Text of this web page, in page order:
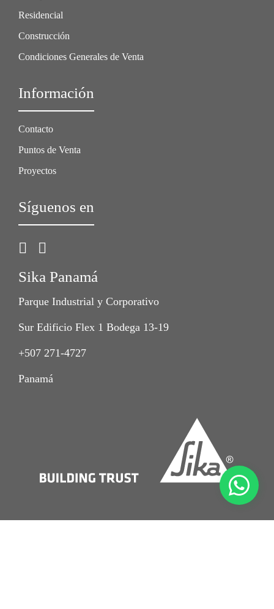
Residencial
Construcción
Condiciones Generales de Venta
Información
Contacto
Puntos de Venta
Proyectos
Síguenos en
Sika Panamá
Parque Industrial y Corporativo
Sur Edificio Flex 1 Bodega 13-19
+507 271-4727
Panamá